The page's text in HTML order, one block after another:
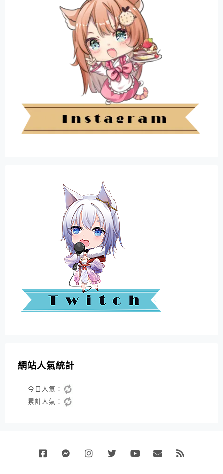
網站人氣統計
今日人氣：
累計人氣：